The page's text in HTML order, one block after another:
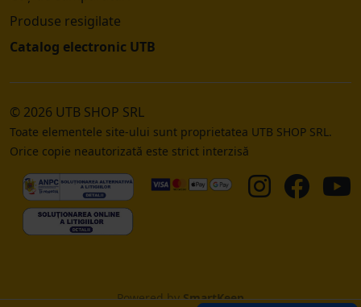
Produse resigilate
Catalog electronic UTB
© 2026 UTB SHOP SRL
Toate elementele site-ului sunt proprietatea UTB SHOP SRL.
Orice copie neautorizată este strict interzisă
Powered bySmartKeep